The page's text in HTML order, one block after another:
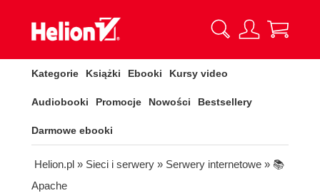
Kategorie Książki Ebooki Kursy video
Audiobooki Promocje Nowości Bestsellery
Darmowe ebooki
Helion.pl » Sieci i serwery » Serwery internetowe » 📚
Apache